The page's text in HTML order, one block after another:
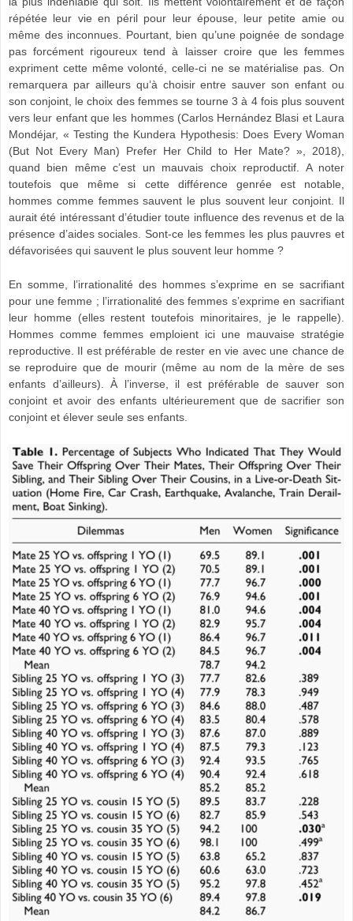
répétée leur vie en péril pour leur épouse, leur petite amie ou
même des inconnues. Pourtant, bien qu’une poignée de sondage
pas forcément rigoureux tend à laisser croire que les femmes
expriment cette même volonté, celle-ci ne se matérialise pas. On
remarquera par ailleurs qu’à choisir entre sauver son enfant ou
son conjoint, le choix des femmes se tourne 3 à 4 fois plus souvent
vers leur enfant que les hommes (Carlos Hernández Blasi et Laura
Mondéjar, « Testing the Kundera Hypothesis: Does Every Woman
(But Not Every Man) Prefer Her Child to Her Mate? », 2018),
quand bien même c’est un mauvais choix reproductif. A noter
toutefois que même si cette différence genrée est notable,
hommes comme femmes sauvent le plus souvent leur conjoint. Il
aurait été intéressant d’étudier toute influence des revenus et de la
présence d’aides sociales. Sont-ce les femmes les plus pauvres et
défavorisées qui sauvent le plus souvent leur homme ?
En somme, l’irrationalité des hommes s’exprime en se sacrifiant
pour une femme ; l’irrationalité des femmes s’exprime en sacrifiant
leur homme (elles restent toutefois minoritaires, je le rappelle).
Hommes comme femmes emploient ici une mauvaise stratégie
reproductive. Il est préférable de rester en vie avec une chance de
se reproduire que de mourir (même au nom de la mère de ses
enfants d’ailleurs). À l’inverse, il est préférable de sauver son
conjoint et avoir des enfants ultérieurement que de sacrifier son
conjoint et élever seule ses enfants.